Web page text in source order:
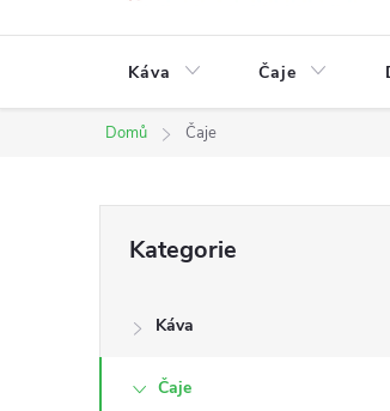
Káva Čaje
Domů Čaje
s
kategorie
Kategorie
Káva
Čaje